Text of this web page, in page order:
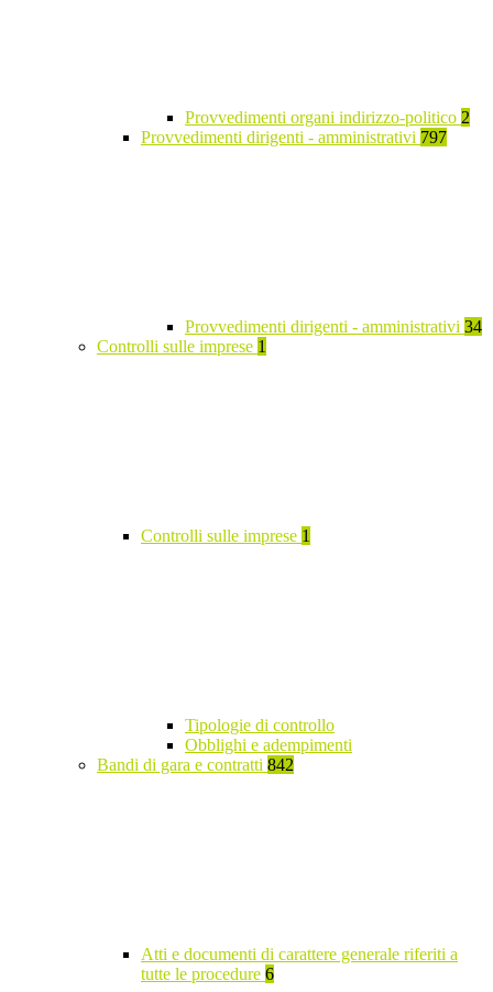
Provvedimenti organi indirizzo-politico 2
Provvedimenti dirigenti - amministrativi 797
Provvedimenti dirigenti - amministrativi 34
Controlli sulle imprese 1
Controlli sulle imprese 1
Tipologie di controllo
Obblighi e adempimenti
Bandi di gara e contratti 842
Atti e documenti di carattere generale riferiti a
tutte le procedure 6